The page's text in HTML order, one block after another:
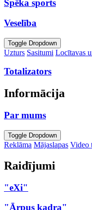
Spēka sports
Veselība
Toggle Dropdown
Uzturs Sasitumi Locītavas
Totalizators
Informācija
Par mums
Toggle Dropdown
Reklāma Mājaslapas Video
Raidījumi
"eXi"
"Ārpus kadra"